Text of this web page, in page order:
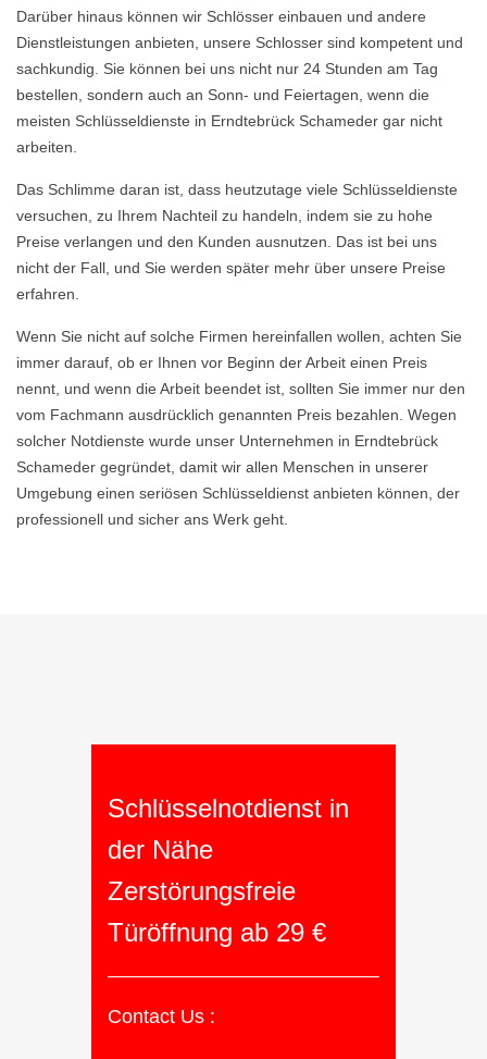
Darüber hinaus können wir Schlösser einbauen und andere
Dienstleistungen anbieten, unsere Schlosser sind kompetent und
sachkundig. Sie können bei uns nicht nur 24 Stunden am Tag
bestellen, sondern auch an Sonn- und Feiertagen, wenn die
meisten Schlüsseldienste in Erndtebrück Schameder gar nicht
arbeiten.
Das Schlimme daran ist, dass heutzutage viele Schlüsseldienste
versuchen, zu Ihrem Nachteil zu handeln, indem sie zu hohe
Preise verlangen und den Kunden ausnutzen. Das ist bei uns
nicht der Fall, und Sie werden später mehr über unsere Preise
erfahren.
Wenn Sie nicht auf solche Firmen hereinfallen wollen, achten Sie
immer darauf, ob er Ihnen vor Beginn der Arbeit einen Preis
nennt, und wenn die Arbeit beendet ist, sollten Sie immer nur den
vom Fachmann ausdrücklich genannten Preis bezahlen. Wegen
solcher Notdienste wurde unser Unternehmen in Erndtebrück
Schameder gegründet, damit wir allen Menschen in unserer
Umgebung einen seriösen Schlüsseldienst anbieten können, der
professionell und sicher ans Werk geht.
Schlüsselnotdienst in
der Nähe
Zerstörungsfreie
Türöffnung ab 29 €
Contact Us :